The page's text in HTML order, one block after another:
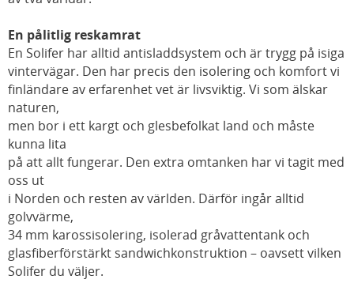
En pålitlig reskamrat
En Solifer har alltid antisladdsystem och är trygg på isiga
vintervägar. Den har precis den isolering och komfort vi
finländare av erfarenhet vet är livsviktig. Vi som älskar
naturen,
men bor i ett kargt och glesbefolkat land och måste
kunna lita
på att allt fungerar. Den extra omtanken har vi tagit med
oss ut
i Norden och resten av världen. Därför ingår alltid
golvvärme,
34 mm karossisolering, isolerad gråvattentank och
glasfiberförstärkt sandwichkonstruktion – oavsett vilken
Solifer du väljer.